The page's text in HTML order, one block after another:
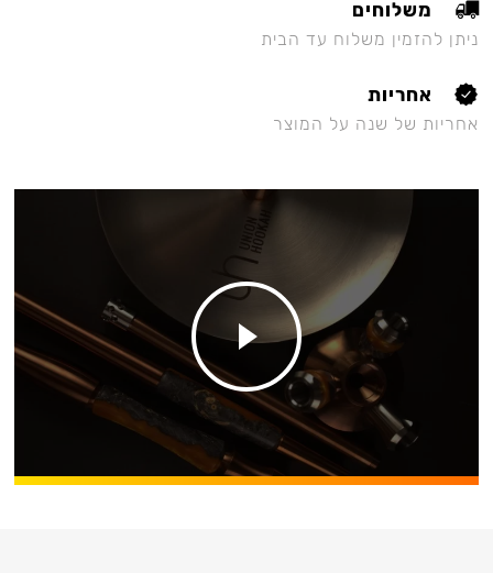
משלוחים
ניתן להזמין משלוח עד הבית
אחריות
אחריות של שנה על המוצר